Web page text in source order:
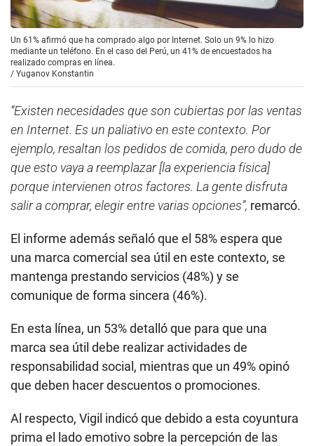
Un 61% afirmó que ha comprado algo por Internet. Solo un 9% lo hizo
mediante un teléfono. En el caso del Perú, un 41% de encuestados ha
realizado compras en línea.
/ Yuganov Konstantin
“Existen necesidades que son cubiertas por las ventas
en Internet. Es un paliativo en este contexto. Por
ejemplo, resaltan los pedidos de comida, pero dudo de
que esto vaya a reemplazar [la experiencia física]
porque intervienen otros factores. La gente disfruta
salir a comprar, elegir entre varias opciones”, remarcó.
El informe además señaló que el 58% espera que
una marca comercial sea útil en este contexto, se
mantenga prestando servicios (48%) y se
comunique de forma sincera (46%).
En esta línea, un 53% detalló que para que una
marca sea útil debe realizar actividades de
responsabilidad social, mientras que un 49% opinó
que deben hacer descuentos o promociones.
Al respecto, Vigil indicó que debido a esta coyuntura
prima el lado emotivo sobre la percepción de las